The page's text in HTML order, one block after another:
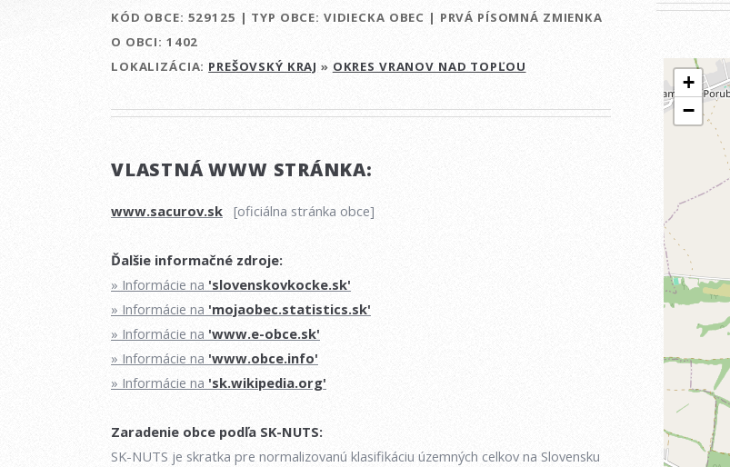
KÓD OBCE: 529125 | TYP OBCE: VIDIECKA OBEC | PRVÁ PÍSOMNÁ ZMIENKA
O OBCI: 1402
LOKALIZÁCIA: PREŠOVSKÝ KRAJ » OKRES VRANOV NAD TOPĽOU
VLASTNÁ WWW STRÁNKA:
www.sacurov.sk [oficiálna stránka obce]
Ďalšie informačné zdroje:
» Informácie na 'slovenskovkocke.sk'
» Informácie na 'mojaobec.statistics.sk'
» Informácie na 'www.e-obce.sk'
» Informácie na 'www.obce.info'
» Informácie na 'sk.wikipedia.org'
Zaradenie obce podľa SK-NUTS:
SK-NUTS je skratka pre normalizovanú klasifikáciu územných celkov na Slovensku